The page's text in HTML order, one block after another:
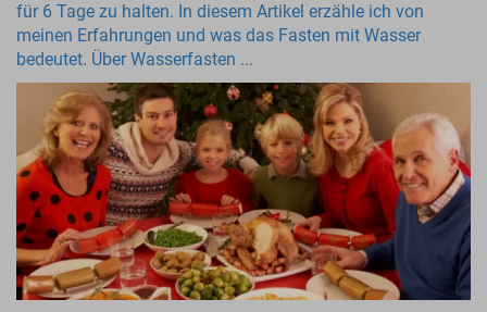
für 6 Tage zu halten. In diesem Artikel erzähle ich von
meinen Erfahrungen und was das Fasten mit Wasser
bedeutet. Über Wasserfasten ...